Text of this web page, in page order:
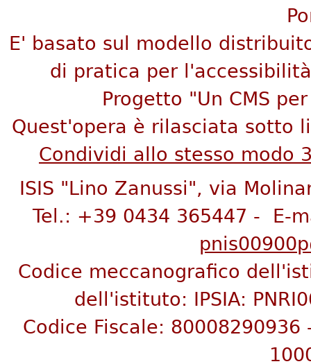
E' basato sul modello
di pratica per
Progetto "Un CMS
Quest'opera è rilasciata sotto
Condividi allo stesso modo
ISIS "Lino Zanussi", via
Tel.: +39 0434 365447 - E-
Codice meccanografico
dell'istituto: IPSIA:
Codice Fiscale: 80008290936